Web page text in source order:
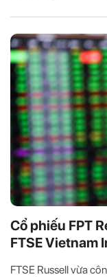
Cổ phiếu FPT
FTSE Vietnam
FTSE Russell vừa